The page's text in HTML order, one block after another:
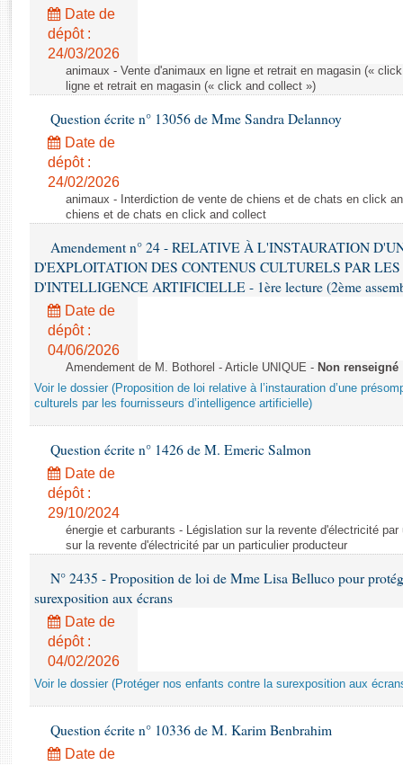
Rapports législatifs
Rapports sur l'application des lois
Baromètre de l’application des lois
Dossiers législatifs
Budget et sécurité sociale
Questions écrites et orales
Comptes rendus des débats
Date de
dépôt :
24/03/2026
animaux - Vente d'animaux en ligne et retrait en magasin («
ligne et retrait en magasin (« click and collect »)
Question écrite n° 13056 de Mme Sandra Delannoy
Date de
dépôt :
24/02/2026
animaux - Interdiction de vente de chiens et de chats en click
chiens et de chats en click and collect
Amendement n° 24 - RELATIVE À L'INSTAURATION
D'EXPLOITATION DES CONTENUS CULTURELS PAR LES
D'INTELLIGENCE ARTIFICIELLE - 1ère lecture (2ème
Date de
dépôt :
04/06/2026
Amendement de M. Bothorel - Article UNIQUE - Non renseigné
Voir le dossier (Proposition de loi relative à l’instauration d’une
culturels par les fournisseurs d’intelligence artificielle)
Question écrite n° 1426 de M. Emeric Salmon
Date de
dépôt :
29/10/2024
énergie et carburants - Législation sur la revente d'électricité
sur la revente d'électricité par un particulier producteur
N° 2435 - Proposition de loi de Mme Lisa Belluco pour
surexposition aux écrans
Date de
dépôt :
04/02/2026
Voir le dossier (Protéger nos enfants contre la surexposition aux
Question écrite n° 10336 de M. Karim Benbrahim
Date de